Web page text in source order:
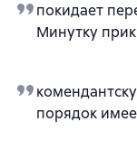
покидает
Минутку
порядок